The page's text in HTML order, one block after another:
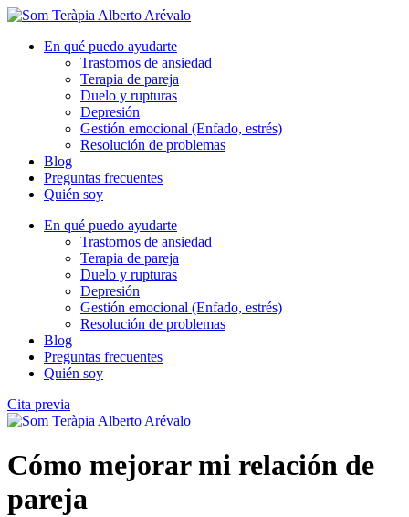
En qué puedo ayudarte
Trastornos de ansiedad
Terapia de pareja
Duelo y rupturas
Depresión
Gestión emocional (Enfado, estrés)
Resolución de problemas
Blog
Preguntas frecuentes
Quién soy
En qué puedo ayudarte
Trastornos de ansiedad
Terapia de pareja
Duelo y rupturas
Depresión
Gestión emocional (Enfado, estrés)
Resolución de problemas
Blog
Preguntas frecuentes
Quién soy
Cita previa
Cómo mejorar mi relación de
pareja